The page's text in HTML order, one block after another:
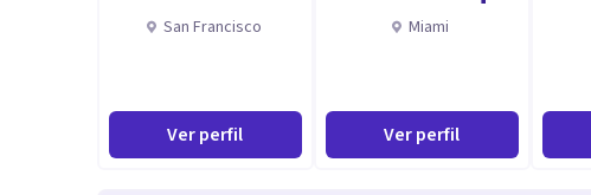
San Francisco
Ver perfil
Miami
Ver perfil